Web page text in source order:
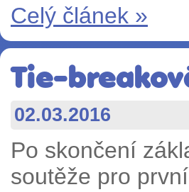
Celý článek »
Tie-
02.03.2016
Po skončení
soutěže pro